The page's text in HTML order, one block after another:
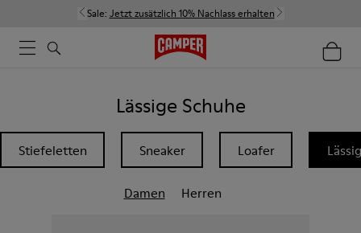
Sale: Jetzt zusätzlich 10% Nachlass erhalten
Lässige Schuhe
Stiefeletten Sneaker Loafer
Damen Herren